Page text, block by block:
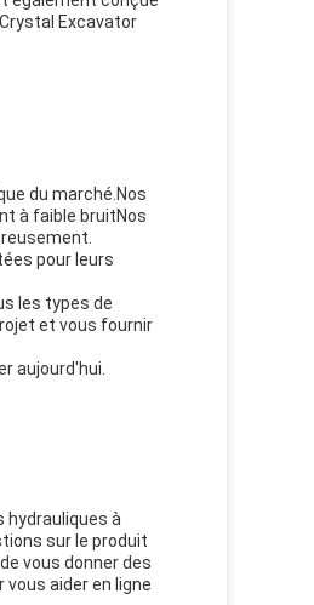
Excavator
du marché.Nos
à faible bruitNos
pour leurs
les types de
et vous fournir
aujourd'hui.
hydrauliques à
sur le produit
vous donner des
aider en ligne